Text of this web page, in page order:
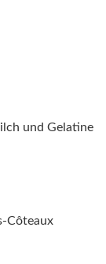
und Gelatine
Côteaux